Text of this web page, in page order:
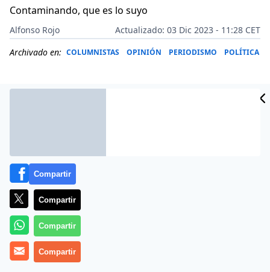
Contaminando, que es lo suyo
Alfonso Rojo
Actualizado: 03 Dic 2023 - 11:28 CET
Archivado en: COLUMNISTAS OPINIÓN PERIODISMO POLÍTICA
Más información
Compartir
Compartir
Compartir
Compartir